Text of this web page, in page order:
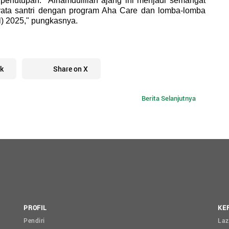
santri dengan program Aha Care dan lomba-lomba
2025," pungkasnya.
Share on X
Berita Selanjutnya
PROFIL
Pendiri